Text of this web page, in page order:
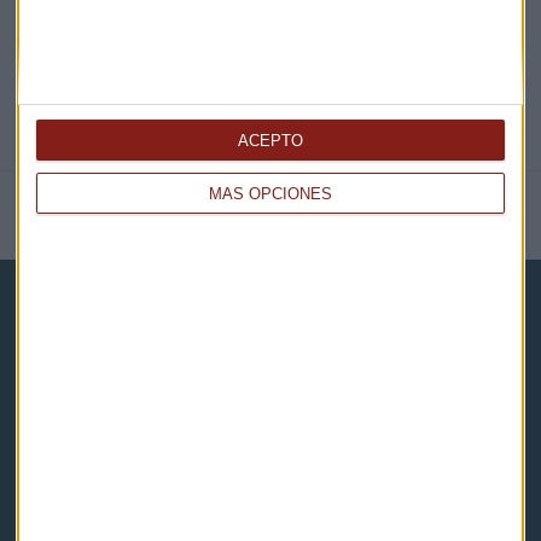
MÁS OPCIONES
ACEPTO
NOTICIAS RELACIONADAS